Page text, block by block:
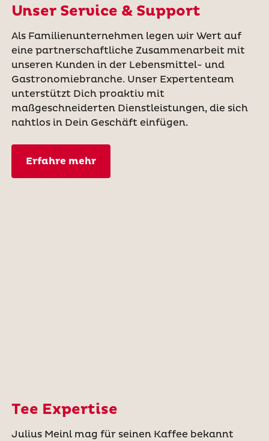
Unser Service & Support
Als Familienunternehmen legen wir Wert auf
eine partnerschaftliche Zusammenarbeit mit
unseren Kunden in der Lebensmittel- und
Gastronomiebranche. Unser Expertenteam
unterstützt Dich proaktiv mit
maßgeschneiderten Dienstleistungen, die sich
nahtlos in Dein Geschäft einfügen.
Erfahre mehr
Tee Expertise
Julius Meinl mag für seinen Kaffee bekannt